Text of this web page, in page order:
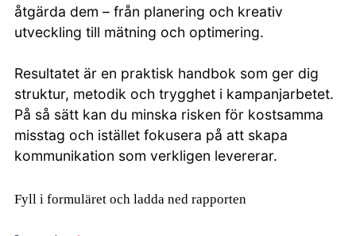
åtgärda dem – från planering och kreativ
utveckling till mätning och optimering.
Resultatet är en praktisk handbok som ger dig
struktur, metodik och trygghet i kampanjarbetet.
På så sätt kan du minska risken för kostsamma
misstag och istället fokusera på att skapa
kommunikation som verkligen levererar.
Fyll i formuläret och ladda ned rapporten